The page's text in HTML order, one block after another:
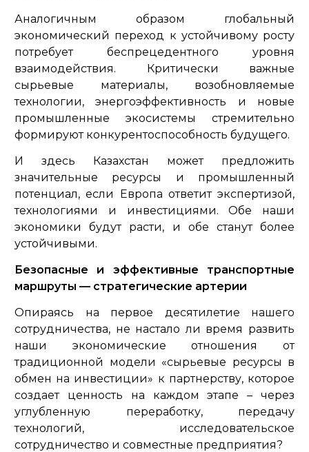
Аналогичным образом глобальный
экономический переход к устойчивому росту
потребует беспрецедентного уровня
взаимодействия. Критически важные
сырьевые материалы, возобновляемые
технологии, энергоэффективность и новые
промышленные экосистемы стремительно
формируют конкурентоспособность будущего.
И здесь Казахстан может предложить
значительные ресурсы и промышленный
потенциал, если Европа ответит экспертизой,
технологиями и инвестициями. Обе наши
экономики будут расти, и обе станут более
устойчивыми.
Безопасные и эффективные транспортные
маршруты — стратегические артерии
Опираясь на первое десятилетие нашего
сотрудничества, не настало ли время развить
наши экономические отношения от
традиционной модели «сырьевые ресурсы в
обмен на инвестиции» к партнерству, которое
создает ценность на каждом этапе – через
углубленную переработку, передачу
технологий, исследовательское
сотрудничество и совместные предприятия?